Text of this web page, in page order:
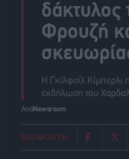
δάκτυλος
Φρουζή
Η Γκίλφοϊλ Κίμπερλι
εκδήλωση του
ΑπόNewsroom
BIG MOUTH